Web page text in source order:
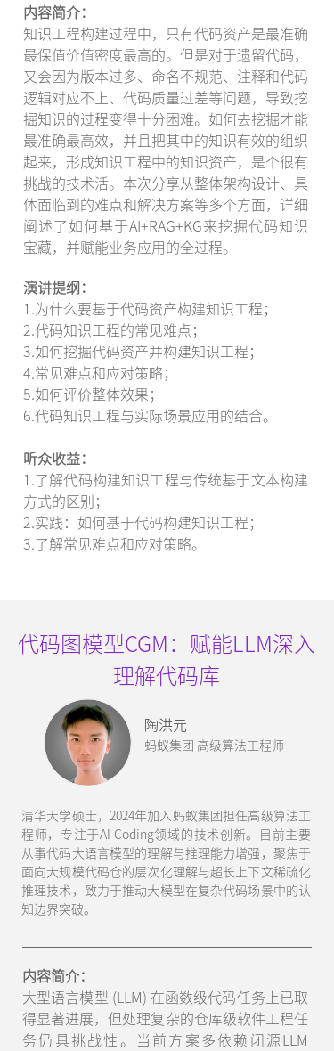
内容简介：
知识工程构建过程中，只有代码资产是最准确
最保值价值密度最高的。但是对于遗留代码，
又会因为版本过多、命名不规范、注释和代码
逻辑对应不上、代码质量过差等问题，导致挖
掘知识的过程变得十分困难。如何去挖掘才能
最准确最高效，并且把其中的知识有效的组织
起来，形成知识工程中的知识资产，是个很有
挑战的技术活。本次分享从整体架构设计、具
体面临到的难点和解决方案等多个方面，详细
阐述了如何基于AI+RAG+KG来挖掘代码知识
宝藏，并赋能业务应用的全过程。
演讲提纲：
1.为什么要基于代码资产构建知识工程；
2.代码知识工程的常见难点；
3.如何挖掘代码资产并构建知识工程；
4.常见难点和应对策略；
5.如何评价整体效果；
6.代码知识工程与实际场景应用的结合。
听众收益：
1.了解代码构建知识工程与传统基于文本构建
方式的区别；
2.实践：如何基于代码构建知识工程；
3.了解常见难点和应对策略。
内容简介：
大型语言模型 (LLM) 在函数级代码任务上已取
得显著进展，但处理复杂的仓库级软件工程任
务仍具挑战性。当前方案多依赖闭源LLM
陶洪元
蚂蚁集团 高级算法工程师
清华大学硕士，2024年加入蚂蚁集团担任高级算法工
程师，专注于AI Coding领域的技术创新。目前主要
从事代码大语言模型的理解与推理能力增强，聚焦于
面向大规模代码仓的层次化理解与超长上下文稀疏化
推理技术，致力于推动大模型在复杂代码场景中的认
知边界突破。
代码图模型CGM：赋能LLM深入
理解代码库